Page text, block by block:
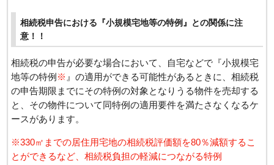
相続税申告における『小規模宅地等の特例』との関係に注
意！！
相続税の申告が必要な場合において、自宅などで『小規模宅
地等の特例※ 』の適用ができる可能性があるときに、相続税
の申告期限までにその特例の対象となりうる物件を売却する
と、その物件について同特例の適用要件を満たさなくなるケ
ースがあります。
※330㎡までの居住用宅地の相続税評価額を80％減額するこ
とができるなど、相続税負担の軽減につながる特例